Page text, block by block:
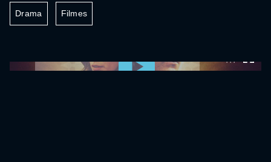
Drama Filmes